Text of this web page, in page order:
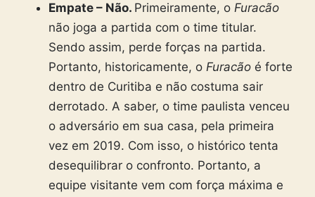
Empate – Não. Primeiramente, oFuracão
não joga a partida com o time titular.
Sendo assim, perde forças na partida.
Portanto, historicamente, oFuracão é forte
dentro de Curitiba e não costuma sair
derrotado. A saber, o time paulista venceu
o adversário em sua casa, pela primeira
vez em 2019. Com isso, o histórico tenta
desequilibrar o confronto. Portanto, a
equipe visitante vem com força máxima e